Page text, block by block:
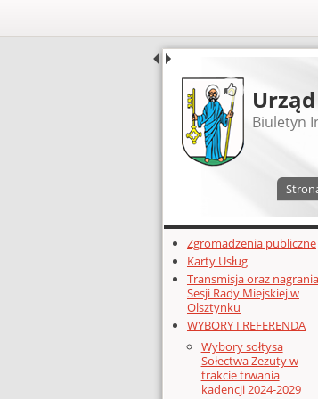
UDOSTĘPNIJ
Biuletyn
Dodatkowe zasoby
Zgromadzenia publiczne
Karty Usług
Transmisja oraz nagrania
Sesji Rady Miejskiej w
Olsztynku
WYBORY I REFERENDA
Wybory sołtysa
Sołectwa Zezuty w
trakcie trwania
kadencji 2024-2029